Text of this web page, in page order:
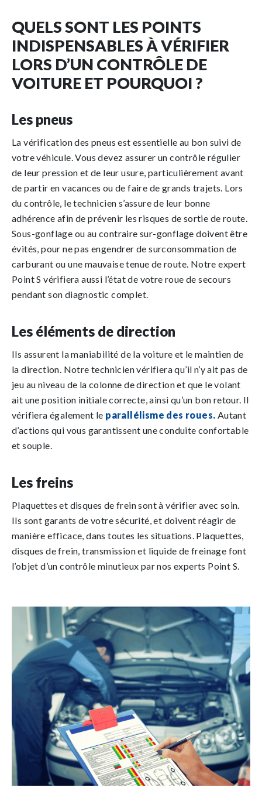
QUELS SONT LES POINTS
INDISPENSABLES À VÉRIFIER
LORS D’UN CONTRÔLE DE
VOITURE ET POURQUOI ?
Les pneus
La vérification des pneus est essentielle au bon suivi de
votre véhicule. Vous devez assurer un contrôle régulier
de leur pression et de leur usure, particulièrement avant
de partir en vacances ou de faire de grands trajets. Lors
du contrôle, le technicien s’assure de leur bonne
adhérence afin de prévenir les risques de sortie de route.
Sous-gonflage ou au contraire sur-gonflage doivent être
évités, pour ne pas engendrer de surconsommation de
carburant ou une mauvaise tenue de route. Notre expert
Point S vérifiera aussi l’état de votre roue de secours
pendant son diagnostic complet.
Les éléments de direction
Ils assurent la maniabilité de la voiture et le maintien de
la direction. Notre technicien vérifiera qu’il n’y ait pas de
jeu au niveau de la colonne de direction et que le volant
ait une position initiale correcte, ainsi qu’un bon retour. Il
vérifiera également le parallélisme des roues. Autant
d’actions qui vous garantissent une conduite confortable
et souple.
Les freins
Plaquettes et disques de frein sont à vérifier avec soin.
Ils sont garants de votre sécurité, et doivent réagir de
manière efficace, dans toutes les situations. Plaquettes,
disques de frein, transmission et liquide de freinage font
l’objet d’un contrôle minutieux par nos experts Point S.